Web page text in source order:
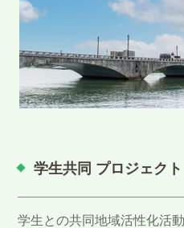
学生共同 プロジェクト
学生との共同地域活性化活動